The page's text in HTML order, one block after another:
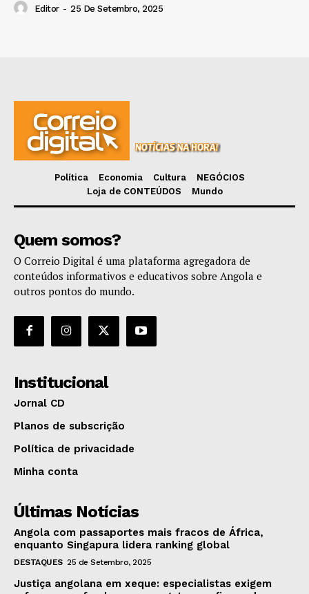
Editor - 25 De Setembro, 2025
Política Economia Cultura
NEGÓCIOS
Loja de CONTEÚDOS
Mundo
Quem somos?
O Correio Digital é uma plataforma agregadora de
conteúdos informativos e educativos sobre Angola e
outros pontos do mundo.
Institucional
Jornal CD
Planos de subscrição
Política de privacidade
Minha conta
Últimas Notícias
Angola com passaportes mais fracos de África,
enquanto Singapura lidera ranking global
DESTAQUES 25 de Setembro, 2025
Justiça angolana em xeque: especialistas exigem